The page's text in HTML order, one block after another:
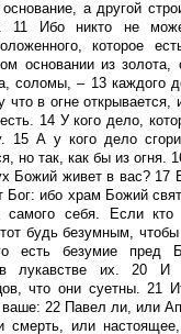
а другой
11 Ибо никто не
которое
основании из золота,
соломы, – 13 каждого
что в огне открывается,
14 У кого дело,
15 А у кого дело
но так, как бы из огня.
Божий живет в вас? 17
Бог: ибо храм Божий
самого себя. Если
будь безумным,
есть безумие пред
лукавстве их. 20 И
что они суетны. 21
ваше: 22 Павел ли, или
смерть, или